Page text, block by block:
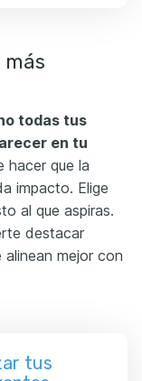
más
todas tus
en tu
hacer que la
impacto. Elige
al que aspiras.
destacar
mejor con
tus